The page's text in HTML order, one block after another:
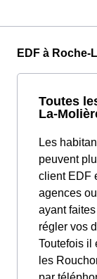
EDF à Roche-
Toutes
La-
Les
peuvent
client EDF
agences
ayant
régler vos
Toutefois il
les